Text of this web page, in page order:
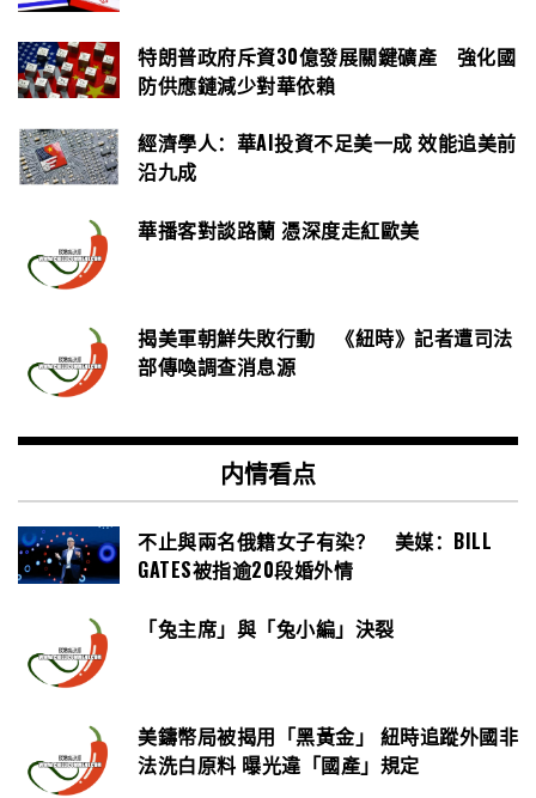
特朗普政府斥資30億發展關鍵礦產 強化國
防供應鏈減少對華依賴
經濟學人：華AI投資不足美一成 效能追美前
沿九成
華播客對談路蘭 憑深度走紅歐美
揭美軍朝鮮失敗行動 《紐時》記者遭司法
部傳喚調查消息源
内情看点
不止與兩名俄籍女子有染？ 美媒：BILL
GATES被指逾20段婚外情
「兔主席」與「兔小編」決裂
美鑄幣局被揭用「黑黃金」 紐時追蹤外國非
法洗白原料 曝光違「國產」規定